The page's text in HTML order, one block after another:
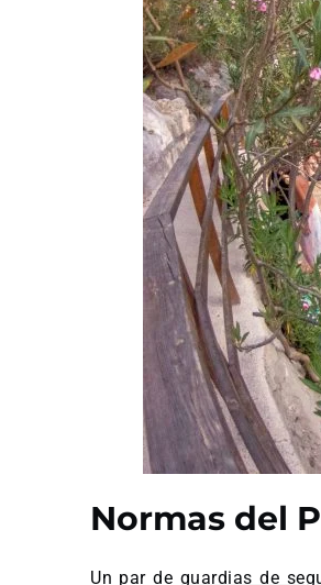
Normas del
Un par de guardias de